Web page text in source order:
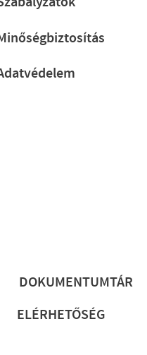
DOKUMENTUMTÁR
ELÉRHETŐSÉG